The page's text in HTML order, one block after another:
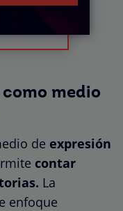
medio
de expresión
contar
La
enfoque